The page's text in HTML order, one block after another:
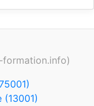
(13001)